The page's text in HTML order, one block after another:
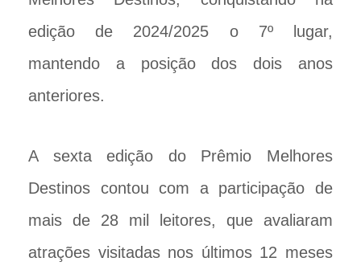
edição de 2024/2025 o 7º lugar,
mantendo a posição dos dois anos
anteriores.
A sexta edição do Prêmio Melhores
Destinos contou com a participação de
mais de 28 mil leitores, que avaliaram
atrações visitadas nos últimos 12 meses